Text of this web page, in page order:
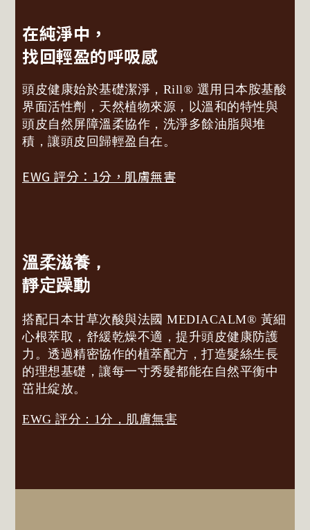
在純淨中，
找回輕盈的呼吸感
頭皮健康始於基礎潔淨，Rill® 選用日本胺基酸
界面活性劑，天然植物來源，以溫和的特性與
頭皮自然屏障溫柔協作，洗淨多餘油脂與堆
積，讓頭皮回歸輕盈自在。
EWG 評分：1分，肌膚無害
溫柔滋養，
靜定躁動
搭配日本甘草次酸與法國 MEDIACALM® 黃細
心根萃取，舒緩乾燥不適，提升頭皮健康防護
力。透過精密協作的植萃配方，打造髮絲生長
的理想基礎，讓每一寸秀髮都能在自然平衡中
茁壯綻放。
EWG 評分：1分，肌膚無害